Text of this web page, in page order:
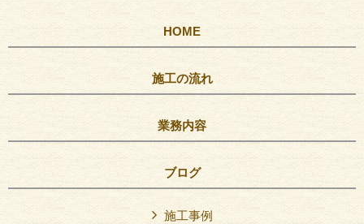
HOME
施工の流れ
業務内容
ブログ
施工事例